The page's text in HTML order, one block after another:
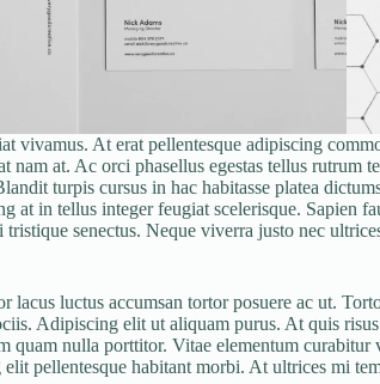
At erat pellentesque adipiscing
at. Ac orci phasellus egestas tellus
turpis cursus in hac habitasse platea
at in tellus integer feugiat scelerisque. Sapien
senectus. Neque viverra justo nec
lacus luctus accumsan tortor posuere ac ut.
Adipiscing elit ut aliquam purus. At quis
quam nulla porttitor. Vitae elementum
pellentesque habitant morbi. At ultrices mi